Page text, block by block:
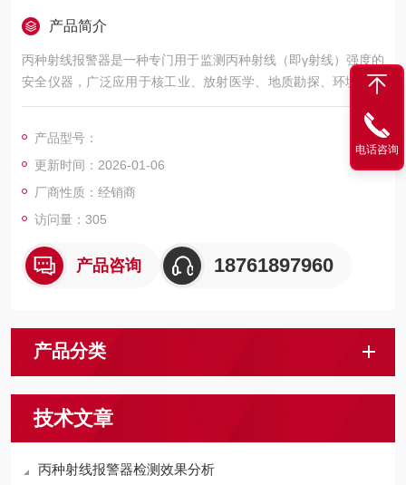
产品简介
丙种射线报警器是一种专门用于监测丙种射线（即γ射线）强度的
安全仪器，广泛应用于核工业、放射医学、地质勘探、环境保护
等存在γ射线辐射风险的场所。宿州市医院人防丙种射线报警器J
产品型号：
更新时间：2026-01-06
厂商性质：经销商
访问量：305
产品咨询 18761897960
产品分类
技术文章
丙种射线报警器检测效果分析
电话咨询